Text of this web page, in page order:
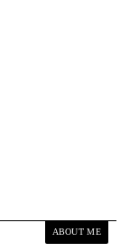
ABOUT ME